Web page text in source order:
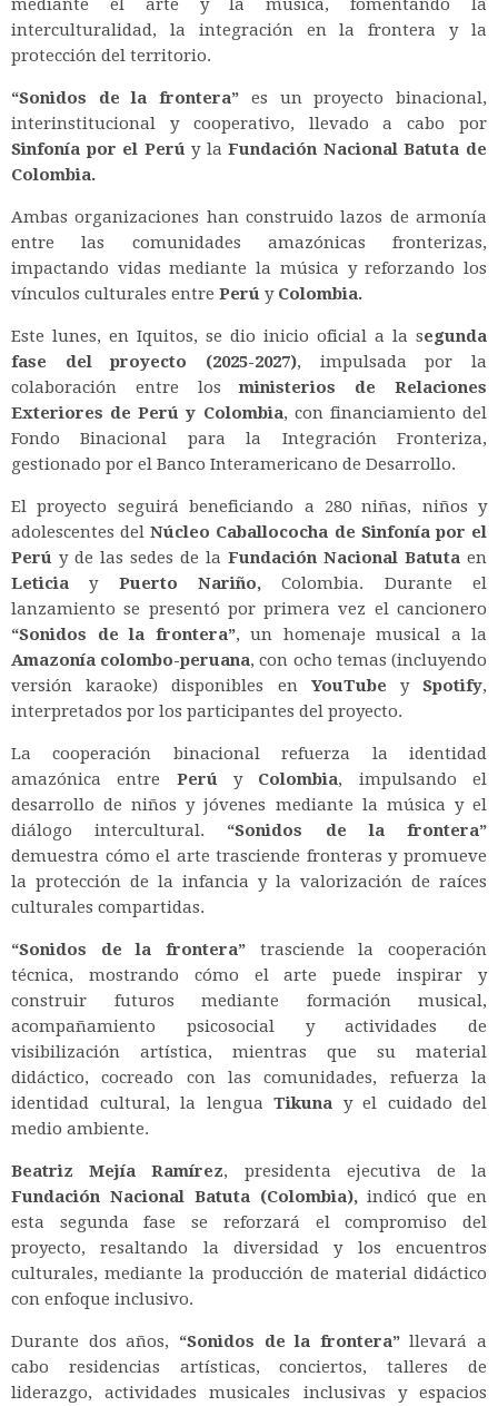
mediante el arte y la música, fomentando la
interculturalidad, la integración en la frontera y la
protección del territorio.
“Sonidos de la frontera” es un proyecto binacional,
interinstitucional y cooperativo, llevado a cabo por
Sinfonía por el Perú y laFundación Nacional Batuta de
Colombia.
Ambas organizaciones han construido lazos de armonía
entre las comunidades amazónicas fronterizas,
impactando vidas mediante la música y reforzando los
vínculos culturales entre Perú y Colombia.
Este lunes, en Iquitos, se dio inicio oficial a la segunda
fase del proyecto (2025-2027), impulsada por la
colaboración entre losministerios de Relaciones
Exteriores de Perú y Colombia, con financiamiento del
Fondo Binacional para la Integración Fronteriza,
gestionado por el Banco Interamericano de Desarrollo.
El proyecto seguirá beneficiando a 280 niñas, niños y
adolescentes delNúcleo Caballococha de Sinfonía por el
Perú y de las sedes de la Fundación Nacional Batuta en
Leticia y Puerto Nariño, Colombia. Durante el
lanzamiento se presentó por primera vez el cancionero
“Sonidos de la frontera”, un homenaje musical a la
Amazonía colombo-peruana, con ocho temas (incluyendo
versión karaoke) disponibles enYouTube ySpotify,
interpretados por los participantes del proyecto.
La cooperación binacional refuerza la identidad
amazónica entre Perú y Colombia, impulsando el
desarrollo de niños y jóvenes mediante la música y el
diálogo intercultural. “Sonidos de la frontera”
demuestra cómo el arte trasciende fronteras y promueve
la protección de la infancia y la valorización de raíces
culturales compartidas.
“Sonidos de la frontera” trasciende la cooperación
técnica, mostrando cómo el arte puede inspirar y
construir futuros mediante formación musical,
acompañamiento psicosocial y actividades de
visibilización artística, mientras que su material
didáctico, cocreado con las comunidades, refuerza la
identidad cultural, la lengua Tikuna y el cuidado del
medio ambiente.
Beatriz Mejía Ramírez, presidenta ejecutiva de la
Fundación Nacional Batuta (Colombia),indicó que en
esta segunda fase se reforzará el compromiso del
proyecto, resaltando la diversidad y los encuentros
culturales, mediante la producción de material didáctico
con enfoque inclusivo.
Durante dos años, “Sonidos de la frontera”llevará a
cabo residencias artísticas, conciertos, talleres de
liderazgo, actividades musicales inclusivas y espacios